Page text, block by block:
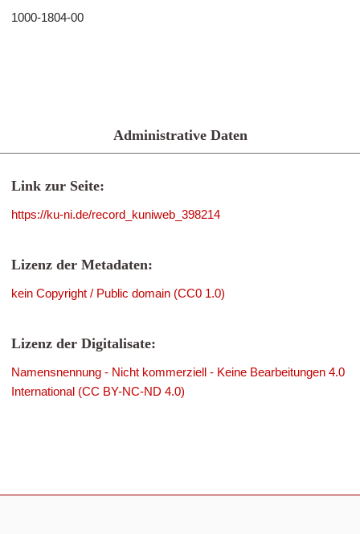
1000-1804-00
Administrative Daten
Link zur Seite:
https://ku-ni.de/record_kuniweb_398214
Lizenz der Metadaten:
kein Copyright / Public domain (CC0 1.0)
Lizenz der Digitalisate:
Namensnennung - Nicht kommerziell - Keine Bearbeitungen 4.0
International (CC BY-NC-ND 4.0)